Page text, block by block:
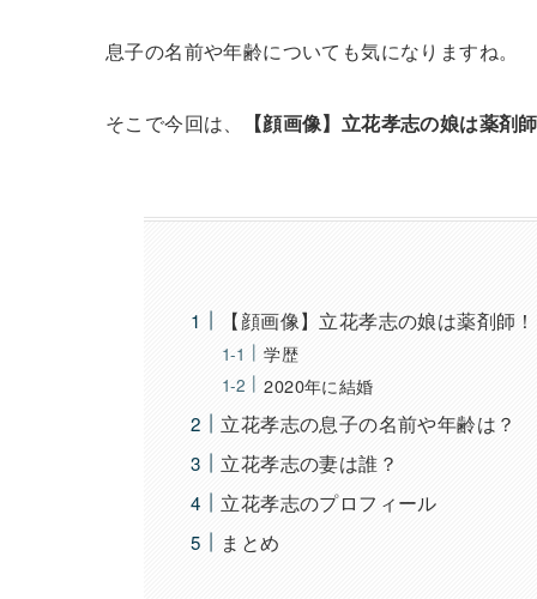
息子の名前や年齢についても気になりますね。
そこで今回は、 【顔画像】立花孝志の娘は薬剤
【顔画像】立花孝志の娘は薬剤師！
学歴
2020年に結婚
立花孝志の息子の名前や年齢は？
立花孝志の妻は誰？
立花孝志のプロフィール
まとめ